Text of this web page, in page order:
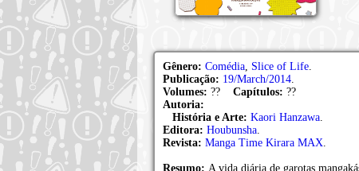
Gênero: Comédia, Slice of Life.
Publicação: 19/March/2014.
Volumes: ?? Capítulos: ??
Autoria:
História e Arte: Kaori Hanzawa.
Editora: Houbunsha.
Revista: Manga Time Kirara MAX.
Resumo: A vida diária de garotas